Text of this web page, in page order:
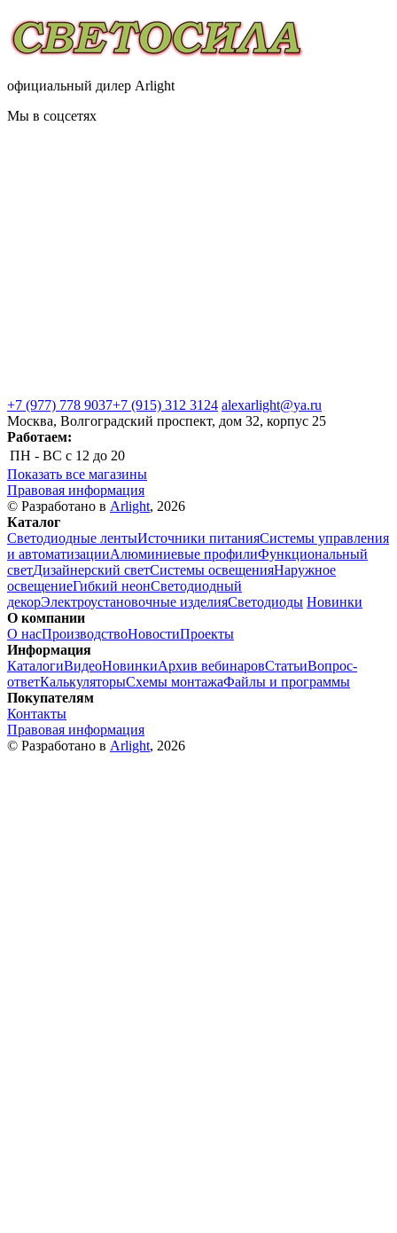
официальный дилер Arlight
Мы в соцсетях
+7 (977) 778 9037+7 (915) 312 3124 alexarlight@ya.ru
Москва, Волгоградский проспект, дом 32, корпус 25
Работаем:
ПН - ВС с 12 до 20
Показать все магазины
Правовая информация
© Разработано в Arlight, 2026
Каталог
Светодиодные лентыИсточники питанияСистемы управления
и автоматизацииАлюминиевые профилиФункциональный
светДизайнерский светСистемы освещенияНаружное
освещениеГибкий неонСветодиодный
декорЭлектроустановочные изделияСветодиоды Новинки
О компании
О насПроизводствоНовостиПроекты
Информация
КаталогиВидеоНовинкиАрхив вебинаровСтатьиВопрос-
ответКалькуляторыСхемы монтажаФайлы и программы
Покупателям
Контакты
Правовая информация
© Разработано в Arlight, 2026